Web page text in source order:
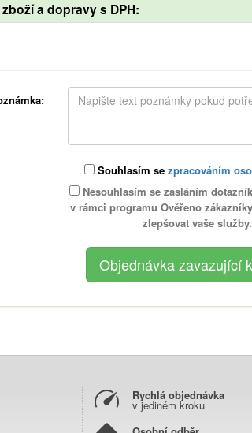
a dopravy s DPH:
Souhlasím se zpracováním
Nesouhlasím se zasláním
v rámci programu Ověřeno
zlepšovat vaše služby.
Rychlá objednávka
v jediném kroku